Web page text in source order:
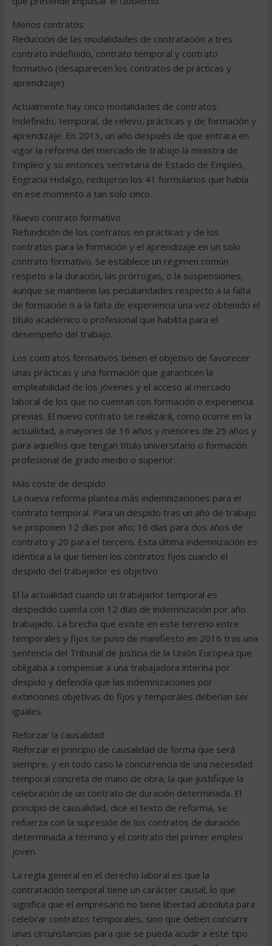
Menos contratos
Reducción de las modalidades de contratación a tres:
contrato indefinido, contrato temporal y contrato
formativo (desaparecen los contratos de prácticas y
aprendizaje).
Actualmente hay cinco modalidades de contratos.
Indefinido, temporal, de relevo, prácticas y de formación y
aprendizaje. En 2013, un año después de que entrara en
vigor la reforma del mercado de trabajo la ministra de
Empleo y su entonces secretaria de Estado de Empleo,
Engracia Hidalgo, redujeron los 41 formularios que había
en ese momento a tan solo cinco.
Nuevo contrato formativo
Refundición de los contratos en prácticas y de los
contratos para la formación y el aprendizaje en un solo
contrato formativo. Se establece un régimen común
respeto a la duración, las prórrogas, o la suspensiones,
aunque se mantiene las peculiaridades respecto a la falta
de formación o a la falta de experiencia una vez obtenido el
título académico o profesional que habilita para el
desempeño del trabajo.
Los contratos formativos tienen el objetivo de favorecer
unas prácticas y una formación que garanticen la
empleabilidad de los jóvenes y el acceso al mercado
laboral de los que no cuentan con formación o experiencia
previas. El nuevo contrato se realizará, como ocurre en la
actualidad, a mayores de 16 años y menores de 25 años y
para aquellos que tengan título universitario o formación
profesional de grado medio o superior.
Más coste de despido
La nueva reforma plantea más indemnizaciones para el
contrato temporal. Para un despido tras un año de trabajo
se proponen 12 días por año; 16 días para dos años de
contrato y 20 para el tercero. Esta última indemnización es
idéntica a la que tienen los contratos fijos cuando el
despido del trabajador es objetivo.
El la actualidad cuando un trabajador temporal es
despedido cuenta con 12 días de indemnización por año
trabajado. La brecha que existe en este terreno entre
temporales y fijos se puso de manifiesto en 2016 tras una
sentencia del Tribunal de Justicia de la Unión Europea que
obligaba a compensar a una trabajadora interina por
despido y defendía que las indemnizaciones por
extinciones objetivas de fijos y temporales deberían ser
iguales.
Reforzar la causalidad
Reforzar el principio de causalidad de forma que será
siempre, y en todo caso la concurrencia de una necesidad
temporal concreta de mano de obra, la que justifique la
celebración de un contrato de duración determinada. El
principio de causalidad, dice el texto de reforma, se
refuerza con la supresión de los contratos de duración
determinada a término y el contrato del primer empleo
joven.
La regla general en el derecho laboral es que la
contratación temporal tiene un carácter causal, lo que
significa que el empresario no tiene libertad absoluta para
celebrar contratos temporales, sino que deben concurrir
unas circunstancias para que se pueda acudir a este tipo